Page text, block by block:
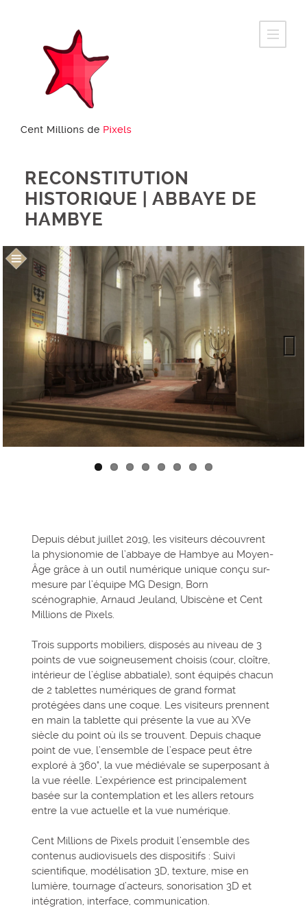
RECONSTITUTION
HISTORIQUE | ABBAYE DE
HAMBYE
Depuis début juillet 2019, les visiteurs découvrent
la physionomie de l’abbaye de Hambye au Moyen-
Âge grâce à un outil numérique unique conçu sur-
mesure par l’équipe MG Design, Born
scénographie, Arnaud Jeuland, Ubiscène et Cent
Millions de Pixels.
Trois supports mobiliers, disposés au niveau de 3
points de vue soigneusement choisis (cour, cloître,
intérieur de l’église abbatiale), sont équipés chacun
de 2 tablettes numériques de grand format
protégées dans une coque. Les visiteurs prennent
en main la tablette qui présente la vue au XVe
siècle du point où ils se trouvent. Depuis chaque
point de vue, l’ensemble de l’espace peut être
exploré à 360°, la vue médiévale se superposant à
la vue réelle. L’expérience est principalement
basée sur la contemplation et les allers retours
entre la vue actuelle et la vue numérique.
Cent Millions de Pixels produit l’ensemble des
contenus audiovisuels des dispositifs : Suivi
scientifique, modélisation 3D, texture, mise en
lumière, tournage d’acteurs, sonorisation 3D et
intégration, interface, communication.